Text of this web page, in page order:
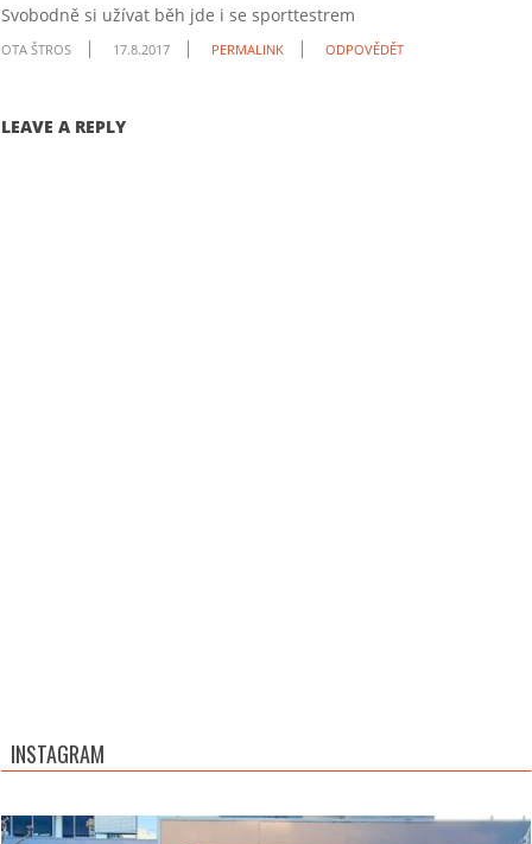
Svobodně si užívat běh jde i se sporttestrem
OTA ŠTROS 17.8.2017 PERMALINK ODPOVĚDĚT
LEAVE A REPLY
INSTAGRAM